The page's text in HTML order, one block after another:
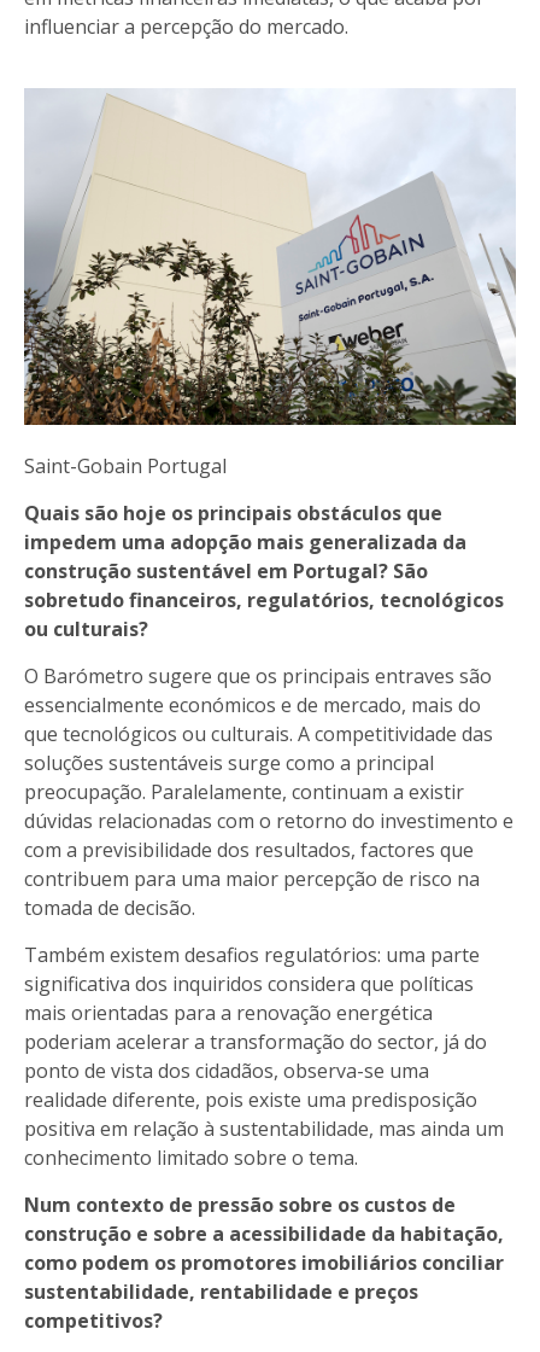
influenciar a percepção do mercado.
Saint-Gobain Portugal
Quais são hoje os principais obstáculos que
impedem uma adopção mais generalizada da
construção sustentável em Portugal? São
sobretudo financeiros, regulatórios, tecnológicos
ou culturais?
O Barómetro sugere que os principais entraves são
essencialmente económicos e de mercado, mais do
que tecnológicos ou culturais. A competitividade das
soluções sustentáveis surge como a principal
preocupação. Paralelamente, continuam a existir
dúvidas relacionadas com o retorno do investimento e
com a previsibilidade dos resultados, factores que
contribuem para uma maior percepção de risco na
tomada de decisão.
Também existem desafios regulatórios: uma parte
significativa dos inquiridos considera que políticas
mais orientadas para a renovação energética
poderiam acelerar a transformação do sector, já do
ponto de vista dos cidadãos, observa-se uma
realidade diferente, pois existe uma predisposição
positiva em relação à sustentabilidade, mas ainda um
conhecimento limitado sobre o tema.
Num contexto de pressão sobre os custos de
construção e sobre a acessibilidade da habitação,
como podem os promotores imobiliários conciliar
sustentabilidade, rentabilidade e preços
competitivos?